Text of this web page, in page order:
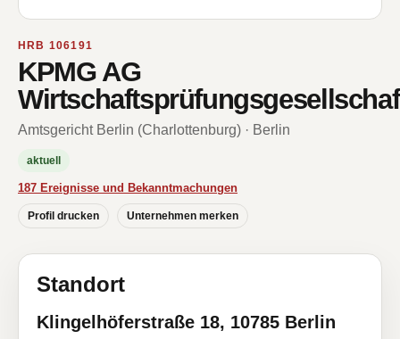
HRB 106191
KPMG AG
Amtsgericht Berlin (Charlottenburg) · Berlin
aktuell
187 Ereignisse und Bekanntmachungen
Profil drucken Unternehmen merken
Standort
Klingelhöferstraße 18, 10785 Berlin